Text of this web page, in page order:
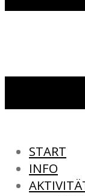
START
INFO